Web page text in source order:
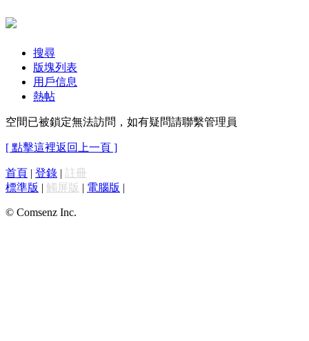
搜尋
版塊列表
用戶信息
熱帖
空間已被鎖定無法訪問，如有疑問請聯繫管理員
[ 點擊這裡返回上一頁 ]
首頁 | 登錄 | 註冊
標準版 | 觸屏版 | 電腦版 |
© Comsenz Inc.